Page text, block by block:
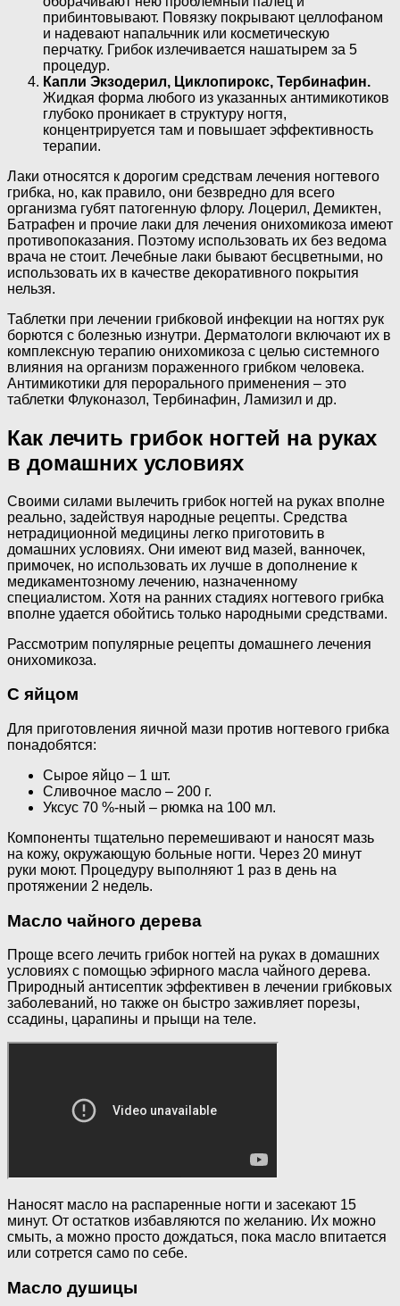
прибинтовывают. Повязку покрывают целлофаном
и надевают напальчник или косметическую
перчатку. Грибок излечивается нашатырем за 5
процедур.
Капли Экзодерил, Циклопирокс, Тербинафин.
Жидкая форма любого из указанных антимикотиков
глубоко проникает в структуру ногтя,
концентрируется там и повышает эффективность
терапии.
Лаки относятся к дорогим средствам лечения ногтевого
грибка, но, как правило, они безвредно для всего
организма губят патогенную флору. Лоцерил, Демиктен,
Батрафен и прочие лаки для лечения онихомикоза имеют
противопоказания. Поэтому использовать их без ведома
врача не стоит. Лечебные лаки бывают бесцветными, но
использовать их в качестве декоративного покрытия
нельзя.
Таблетки при лечении грибковой инфекции на ногтях рук
борются с болезнью изнутри. Дерматологи включают их в
комплексную терапию онихомикоза с целью системного
влияния на организм пораженного грибком человека.
Антимикотики для перорального применения – это
таблетки Флуконазол, Тербинафин, Ламизил и др.
Как лечить грибок ногтей на руках
в домашних условиях
Своими силами вылечить грибок ногтей на руках вполне
реально, задействуя народные рецепты. Средства
нетрадиционной медицины легко приготовить в
домашних условиях. Они имеют вид мазей, ванночек,
примочек, но использовать их лучше в дополнение к
медикаментозному лечению, назначенному
специалистом. Хотя на ранних стадиях ногтевого грибка
вполне удается обойтись только народными средствами.
Рассмотрим популярные рецепты домашнего лечения
онихомикоза.
С яйцом
Для приготовления яичной мази против ногтевого грибка
понадобятся:
Сырое яйцо – 1 шт.
Сливочное масло – 200 г.
Уксус 70 %-ный – рюмка на 100 мл.
Компоненты тщательно перемешивают и наносят мазь
на кожу, окружающую больные ногти. Через 20 минут
руки моют. Процедуру выполняют 1 раз в день на
протяжении 2 недель.
Масло чайного дерева
Проще всего лечить грибок ногтей на руках в домашних
условиях с помощью эфирного масла чайного дерева.
Природный антисептик эффективен в лечении грибковых
заболеваний, но также он быстро заживляет порезы,
ссадины, царапины и прыщи на теле.
Наносят масло на распаренные ногти и засекают 15
минут. От остатков избавляются по желанию. Их можно
смыть, а можно просто дождаться, пока масло впитается
или сотрется само по себе.
Масло душицы